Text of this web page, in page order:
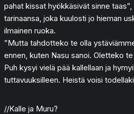
pahat kissat hyökkäsivät sinne
tarinaansa, joka kuulosti jo hieman
ilmainen ruoka.
”Mutta tahdotteko te olla
ennen, kuten Nasu sanoi. Oletteko te
Puh kysyi vielä pää kallellaan ja
tuttavuuksilleen. Heistä voisi
//Kalle ja Muru?